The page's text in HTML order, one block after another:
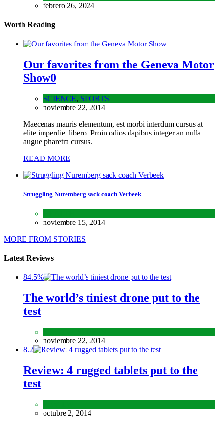
febrero 26, 2024
Worth Reading
Our favorites from the Geneva Motor
Show0
SCIENCE, SPORTS
noviembre 22, 2014
Maecenas mauris elementum, est morbi interdum cursus at
elite imperdiet libero. Proin odios dapibus integer an nulla
augue pharetra cursus.
READ MORE
Struggling Nuremberg sack coach Verbeek
noviembre 15, 2014
MORE FROM STORIES
Latest Reviews
84.5%
The world’s tiniest drone put to the
test
noviembre 22, 2014
8.2
Review: 4 rugged tablets put to the
test
octubre 2, 2014